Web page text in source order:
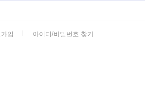
입 아이디/비밀번호 찾기